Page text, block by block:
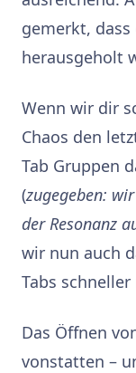
gemerkt,
herausgeholt
Wenn wir dir
Chaos den
Tab Gruppen
(zugegeben:
der Resonanz
wir nun auch
Tabs
Das Öffnen
vonstatten –